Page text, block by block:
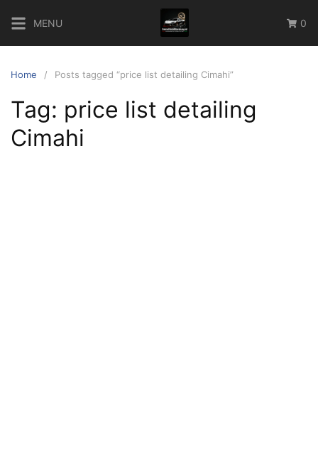
content
MENU 0
Home Posts tagged “price list detailing Cimahi”
Tag: price list detailing
Cimahi